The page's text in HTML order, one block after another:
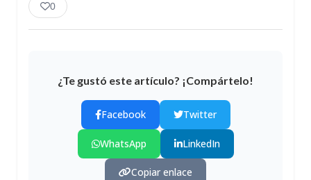
0
¿Te gustó este artículo? ¡Compártelo!
Facebook Twitter
WhatsApp LinkedIn
Copiar enlace